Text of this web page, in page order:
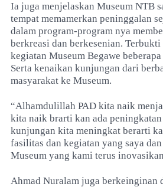
Ia juga menjelaskan Museum NTB
tempat memamerkan peninggalan
dalam program-program nya
berkreasi dan berkesenian. Terbukti
kegiatan Museum Begawe
Serta kenaikan kunjungan dari
masyarakat ke Museum.
“Alhamdulillah PAD kita naik
kita naik brarti kan ada
kunjungan kita meningkat berarti
fasilitas dan kegiatan yang saya
Museum yang kami terus
Ahmad Nuralam juga berkeinginan